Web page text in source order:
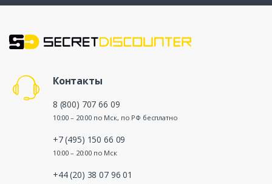
Контакты
8 (800) 707 66 09
10:00 – 20:00 по Мск, по РФ бесплатно
+7 (495) 150 66 09
10:00 – 20:00 по Мск
+44 (20) 38 07 96 01